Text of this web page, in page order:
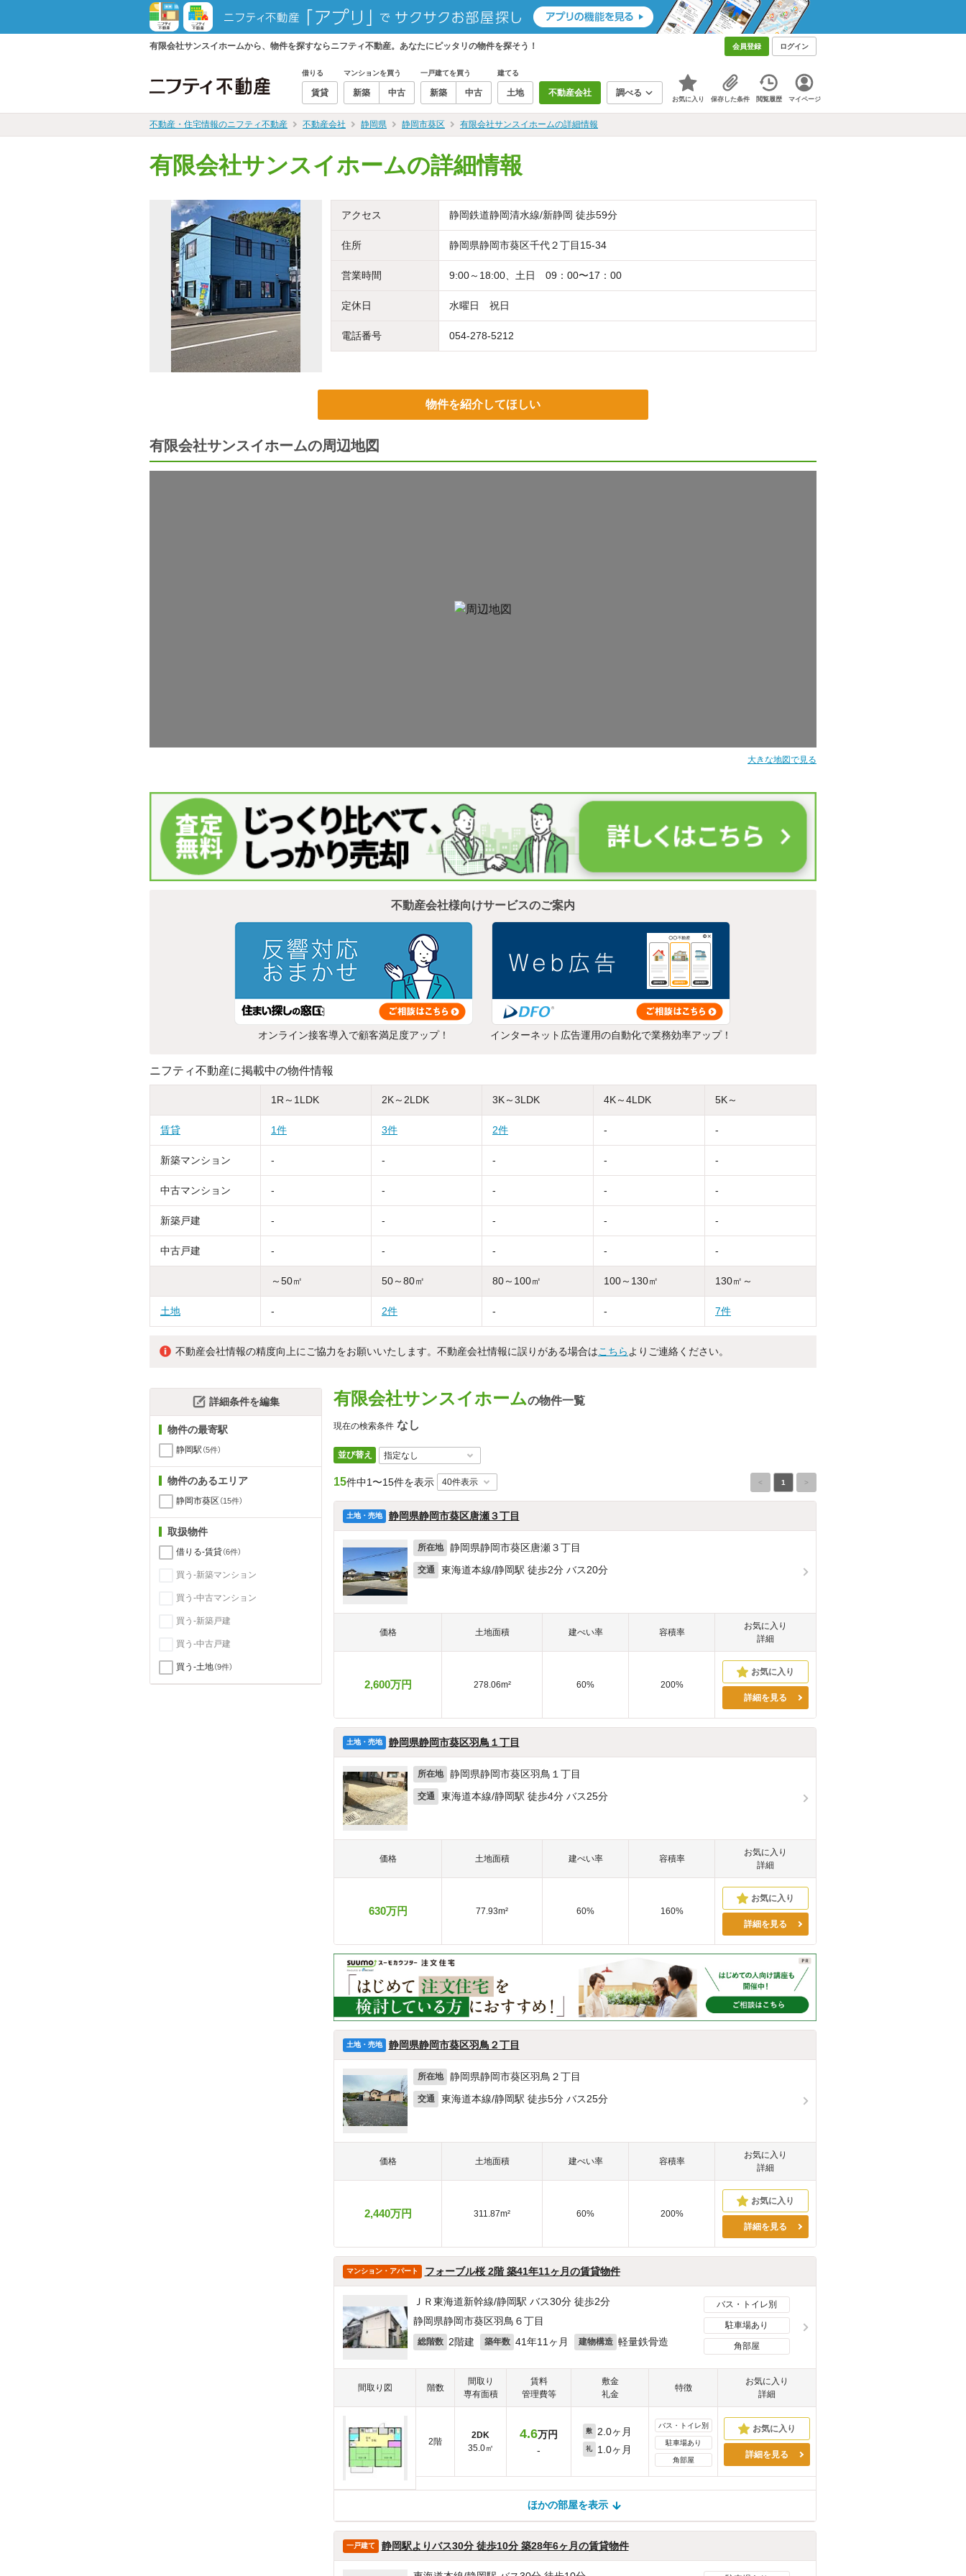
有限会社サンスイホームから、物件を探すならニフティ不動産。あなたにピッタリの物件を探そう！ 会員登録 ログイン
借りる
賃貸
マンションを買う
新築 中古
一戸建てを買う
新築 中古
建てる
土地 不動産会社 調べる
お気に入り 保存した条件 閲覧履歴 マイページ
不動産・住宅情報のニフティ不動産 不動産会社 静岡県 静岡市葵区 有限会社サンスイホームの詳細情報
有限会社サンスイホームの詳細情報
アクセス 静岡鉄道静岡清水線/新静岡 徒歩59分
住所 静岡県静岡市葵区千代２丁目15-34
営業時間 9:00～18:00、土日 09：00〜17：00
定休日 水曜日 祝日
電話番号 054-278-5212
物件を紹介してほしい
有限会社サンスイホームの周辺地図
大きな地図で見る
不動産会社様向けサービスのご案内
オンライン接客導入で顧客満足度アップ！ インターネット広告運用の自動化で業務効率アップ！
ニフティ不動産に掲載中の物件情報
1R～1LDK 2K～2LDK 3K～3LDK 4K～4LDK 5K～
賃貸 1件 3件 2件 - -
新築マンション - - - - -
中古マンション - - - - -
新築戸建 - - - - -
中古戸建 - - - - -
～50㎡ 50～80㎡ 80～100㎡ 100～130㎡ 130㎡～
土地 - 2件 - - 7件
不動産会社情報の精度向上にご協力をお願いいたします。不動産会社情報に誤りがある場合はこちら よりご連絡ください。
有限会社サンスイホームの物件一覧
現在の検索条件 なし
並び替え
15件中1〜15件を表示 < 1 >
土地・売地 静岡県静岡市葵区唐瀬３丁目
所在地 静岡県静岡市葵区唐瀬３丁目
交通 東海道本線/静岡駅 徒歩2分 バス20分
価格 土地面積 建ぺい率 容積率
お気に入り
詳細
2,600万円 278.06m² 60%
200%
詳細を見る
土地・売地 静岡県静岡市葵区羽鳥１丁目
所在地 静岡県静岡市葵区羽鳥１丁目
交通 東海道本線/静岡駅 徒歩4分 バス25分
価格 土地面積 建ぺい率 容積率
お気に入り
詳細
630万円 77.93m² 60%
160%
詳細を見る
土地・売地 静岡県静岡市葵区羽鳥２丁目
所在地 静岡県静岡市葵区羽鳥２丁目
交通 東海道本線/静岡駅 徒歩5分 バス25分
価格 土地面積 建ぺい率 容積率
お気に入り
詳細
2,440万円 311.87m² 60%
200%
詳細を見る
マンション・アパート フォーブル桜 2階 築41年11ヶ月の賃貸物件
ＪＲ東海道新幹線/静岡駅 バス30分 徒歩2分
静岡県静岡市葵区羽鳥６丁目
総階数 2階建 築年数 41年11ヶ月 建物構造 軽量鉄骨造
バス・トイレ別
駐車場あり
角部屋
間取り図 階数
間取り
専有面積
賃料
管理費等
敷金
礼金
特徴
お気に入り
詳細
2階
2DK
35.0㎡
4.6万円
-
敷 2.0ヶ月
礼 1.0ヶ月
バス・トイレ別
駐車場あり
角部屋
詳細を見る
ほかの部屋を表示
ほかの部屋は見つかりませんでした
一戸建て 静岡駅よりバス30分 徒歩10分 築28年6ヶ月の賃貸物件
詳細条件を編集
物件の最寄駅
静岡駅 （5件）
物件のあるエリア
静岡市葵区 （15件）
取扱物件
借りる-賃貸（6件）
買う-新築マンション
買う-中古マンション
買う-新築戸建
買う-中古戸建
買う-土地（9件）